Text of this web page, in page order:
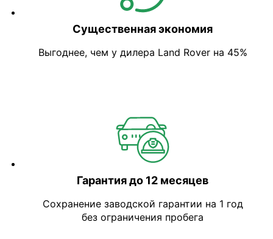
Существенная экономия
Выгоднее, чем у дилера Land Rover на 45%
Гарантия до 12 месяцев
Сохранение заводской гарантии на 1 год
без ограничения пробега